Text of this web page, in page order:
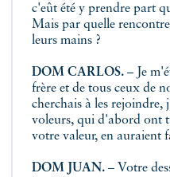
c'eût été y prendre part
Mais par quelle
leurs mains ?
DOM CARLOS. – Je
frère et de tous ceux de
cherchais à les rejoindre,
voleurs, qui d'abord ont
votre valeur, en auraient
DOM JUAN. – Votre